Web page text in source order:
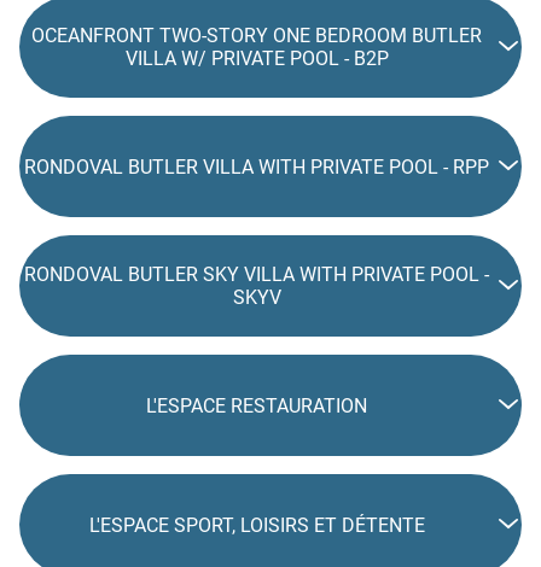
OCEANFRONT TWO-STORY ONE BEDROOM BUTLER
VILLA W/ PRIVATE POOL - B2P
RONDOVAL BUTLER VILLA WITH PRIVATE POOL - RPP
RONDOVAL BUTLER SKY VILLA WITH PRIVATE POOL -
SKYV
L'ESPACE RESTAURATION
L'ESPACE SPORT, LOISIRS ET DÉTENTE